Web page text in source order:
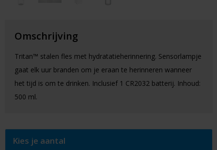
Omschrijving
Tritan™ stalen fles met hydratatieherinnering. Sensorlampje
gaat elk uur branden om je eraan te herinneren wanneer
het tijd is om te drinken. Inclusief 1 CR2032 batterij. Inhoud:
500 ml.
Kies je aantal